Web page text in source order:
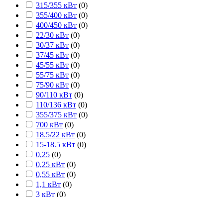
315/355 кВт (0)
355/400 кВт (0)
400/450 кВт (0)
22/30 кВт (0)
30/37 кВт (0)
37/45 кВт (0)
45/55 кВт (0)
55/75 кВт (0)
75/90 кВт (0)
90/110 кВт (0)
110/136 кВт (0)
355/375 кВт (0)
700 кВт (0)
18.5/22 кВт (0)
15-18.5 кВт (0)
0,25 (0)
0,25 кВт (0)
0,55 кВт (0)
1,1 кВт (0)
3 кВт (0)